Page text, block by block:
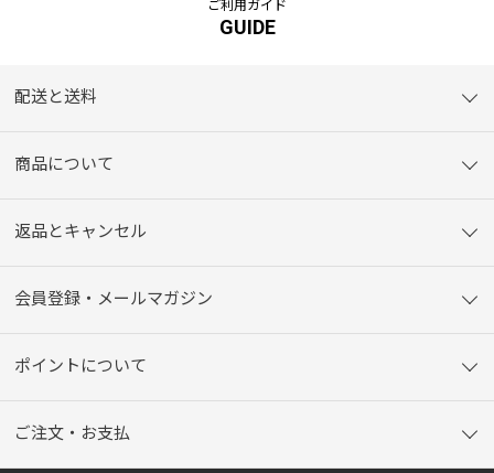
ご利用ガイド
GUIDE
配送と送料
商品について
返品とキャンセル
会員登録・メールマガジン
ポイントについて
ご注文・お支払